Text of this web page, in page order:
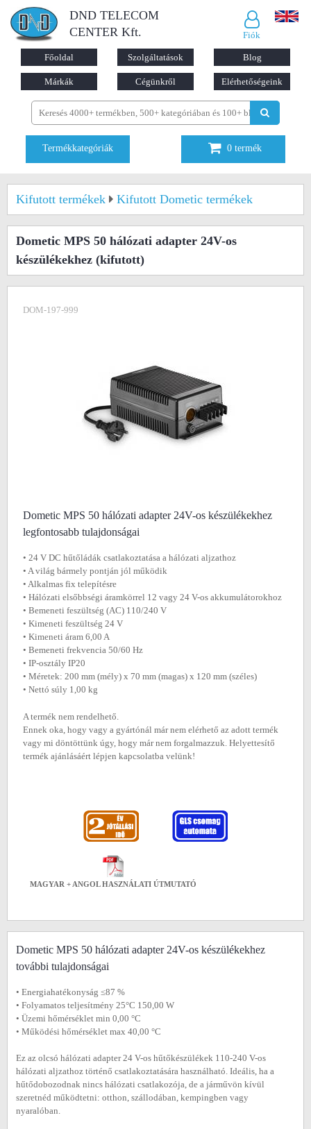
DND TELECOM
CENTER Kft.
Fiók
Főoldal Szolgáltatások Blog
Márkák Cégünkről Elérhetőségeink
Termékkategóriák 0 termék
Kifutott termékek Kifutott Dometic termékek
Dometic MPS 50 hálózati adapter 24V-os
készülékekhez (kifutott)
DOM-197-999
Dometic MPS 50 hálózati adapter 24V-os készülékekhez
legfontosabb tulajdonságai
• 24 V DC hűtőládák csatlakoztatása a hálózati aljzathoz
• A világ bármely pontján jól működik
• Alkalmas fix telepítésre
• Hálózati elsőbbségi áramkörrel 12 vagy 24 V-os akkumulátorokhoz
• Bemeneti feszültség (AC) 110/240 V
• Kimeneti feszültség 24 V
• Kimeneti áram 6,00 A
• Bemeneti frekvencia 50/60 Hz
• IP-osztály IP20
• Méretek: 200 mm (mély) x 70 mm (magas) x 120 mm (széles)
• Nettó súly 1,00 kg
A termék nem rendelhető.
Ennek oka, hogy vagy a gyártónál már nem elérhető az adott termék
vagy mi döntöttünk úgy, hogy már nem forgalmazzuk. Helyettesítő
termék ajánlásáért lépjen kapcsolatba velünk!
MAGYAR + ANGOL HASZNÁLATI ÚTMUTATÓ
Dometic MPS 50 hálózati adapter 24V-os készülékekhez
további tulajdonságai
• Energiahatékonyság ≤87 %
• Folyamatos teljesítmény 25°C 150,00 W
• Üzemi hőmérséklet min 0,00 °C
• Működési hőmérséklet max 40,00 °C
Ez az olcsó hálózati adapter 24 V-os hűtőkészülékek 110-240 V-os
hálózati aljzathoz történő csatlakoztatására használható. Ideális, ha a
hűtődobozodnak nincs hálózati csatlakozója, de a járművön kívül
szeretnéd működtetni: otthon, szállodában, kempingben vagy
nyaralóban.